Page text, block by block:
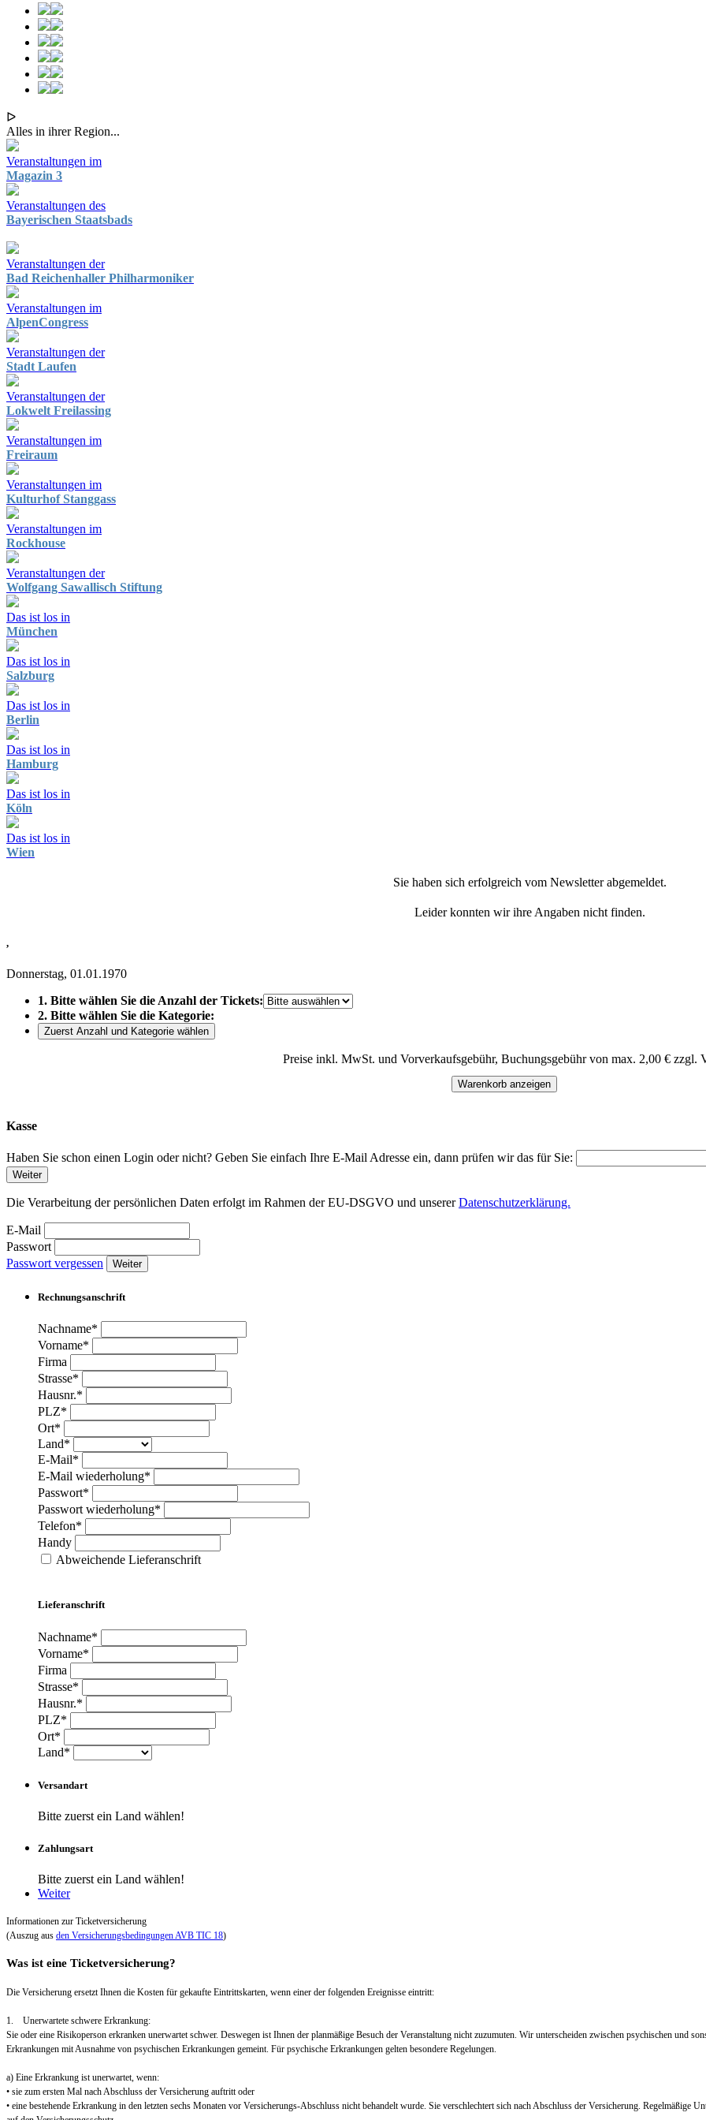
ᐅ
Alles in ihrer Region...
Veranstaltungen im
Magazin 3
Veranstaltungen des
Bayerischen Staatsbads
Veranstaltungen der
Bad Reichenhaller Philharmoniker
Veranstaltungen im
AlpenCongress
Veranstaltungen der
Stadt Laufen
Veranstaltungen der
Lokwelt Freilassing
Veranstaltungen im
Freiraum
Veranstaltungen im
Kulturhof Stanggass
Veranstaltungen im
Rockhouse
Veranstaltungen der
Wolfgang Sawallisch Stiftung
Das ist los in
München
Das ist los in
Salzburg
Das ist los in
Berlin
Das ist los in
Hamburg
Das ist los in
Köln
Das ist los in
Wien
Sie haben sich erfolgreich vom Newsletter abgemeldet.
Leider konnten wir ihre Angaben nicht finden.
,
Donnerstag, 01.01.1970
1. Bitte wählen Sie die Anzahl der Tickets:
2. Bitte wählen Sie die Kategorie:
Zuerst Anzahl und Kategorie wählen
Preise inkl. MwSt. und Vorverkaufsgebühr, Buchungsgebühr von max. 2,00 € zzgl.
Warenkorb anzeigen
Kasse
Haben Sie schon einen Login oder nicht? Geben Sie einfach Ihre E-Mail Adresse ein, dann prüfen wir das für Sie:
Weiter
Die Verarbeitung der persönlichen Daten erfolgt im Rahmen der EU-DSGVO und unsererDatenschutzerklärung.
E-Mail
Passwort
Passwort vergessen
Weiter
Rechnungsanschrift
Nachname*
Vorname*
Firma
Strasse*
Hausnr.*
PLZ*
Ort*
Land*
E-Mail*
E-Mail wiederholung*
Passwort*
Passwort wiederholung*
Telefon*
Handy
Abweichende Lieferanschrift
Lieferanschrift
Nachname*
Vorname*
Firma
Strasse*
Hausnr.*
PLZ*
Ort*
Land*
Versandart
Bitte zuerst ein Land wählen!
Zahlungsart
Bitte zuerst ein Land wählen!
Weiter
Informationen zur Ticketversicherung
(Auszug aus den Versicherungsbedingungen AVB TIC 18)
Was ist eine Ticketversicherung?
Die Versicherung ersetzt Ihnen die Kosten für gekaufte Eintrittskarten, wenn einer der folgenden Ereignisse eintritt:
1. Unerwartete schwere Erkrankung:
Sie oder eine Risikoperson erkranken unerwartet schwer. Deswegen ist Ihnen der planmäßige Besuch der Veranstaltung nicht zuzumuten. Wir unterscheiden zwischen psychischen und
Erkrankungen mit Ausnahme von psychischen Erkrankungen gemeint. Für psychische Erkrankungen gelten besondere Regelungen.
a) Eine Erkrankung ist unerwartet, wenn:
• sie zum ersten Mal nach Abschluss der Versicherung auftritt oder
• eine bestehende Erkrankung in den letzten sechs Monaten vor Versicherungs-Abschluss nicht behandelt wurde. Sie verschlechtert sich nach Abschluss der Versicherung. Regelmäßige